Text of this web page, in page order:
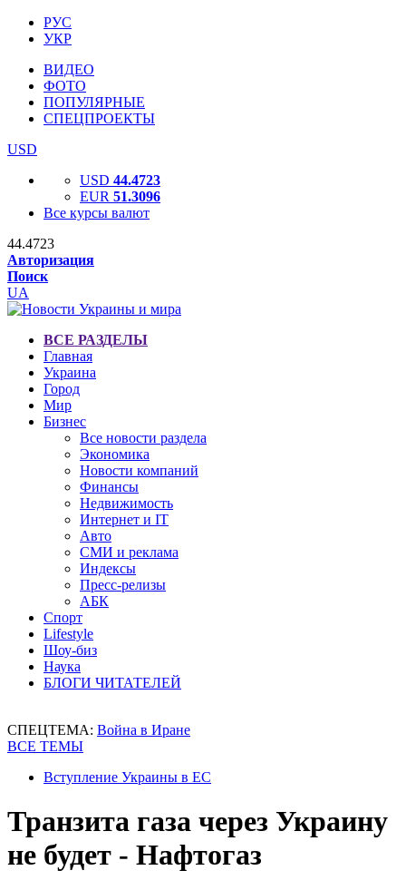
РУС
УКР
ВИДЕО
ФОТО
ПОПУЛЯРНЫЕ
СПЕЦПРОЕКТЫ
USD
USD 44.4723
EUR 51.3096
Все курсы валют
44.4723
Авторизация
Поиск
UA
ВСЕ РАЗДЕЛЫ
Главная
Украина
Город
Мир
Бизнес
Все новости раздела
Экономика
Новости компаний
Финансы
Недвижимость
Интернет и IT
Авто
СМИ и реклама
Индексы
Пресс-релизы
АБК
Спорт
Lifestyle
Шоу-биз
Наука
БЛОГИ ЧИТАТЕЛЕЙ
СПЕЦТЕМА: Война в Иране
ВСЕ ТЕМЫ
Вступление Украины в ЕС
Транзита газа через Украину
не будет - Нафтогаз